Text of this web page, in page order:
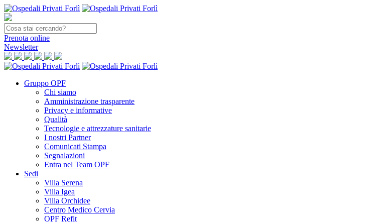
Prenota online
Newsletter
Gruppo OPF
Chi siamo
Amministrazione trasparente
Privacy e informative
Qualità
Tecnologie e attrezzature sanitarie
I nostri Partner
Comunicati Stampa
Segnalazioni
Entra nel Team OPF
Sedi
Villa Serena
Villa Igea
Villa Orchidee
Centro Medico Cervia
OPF Refit